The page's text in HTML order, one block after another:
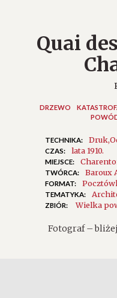
Quai
DRZEWO
TECHNIKA: Druk
CZAS: lata 1910.
MIEJSCE:
TWÓRCA: Baroux
FORMAT:
TEMATYKA:
ZBIÓR: Wielka
Fotograf –